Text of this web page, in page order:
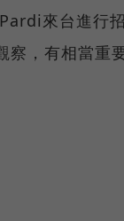
來台進行
察，有相當重